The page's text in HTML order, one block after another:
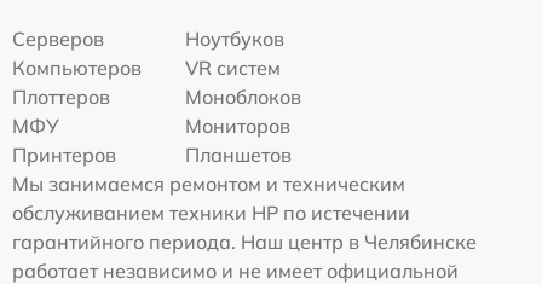
Серверов
Ноутбуков
Компьютеров
VR систем
Плоттеров
Моноблоков
МФУ
Мониторов
Принтеров
Планшетов
Мы занимаемся ремонтом и техническим
обслуживанием техники HP по истечении
гарантийного периода. Наш центр в Челябинске
работает независимо и не имеет официальной